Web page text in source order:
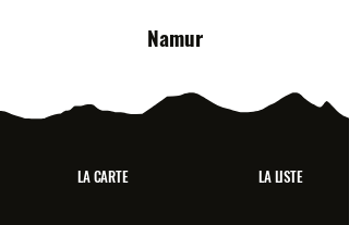
Namur
LA CARTE LA LISTE